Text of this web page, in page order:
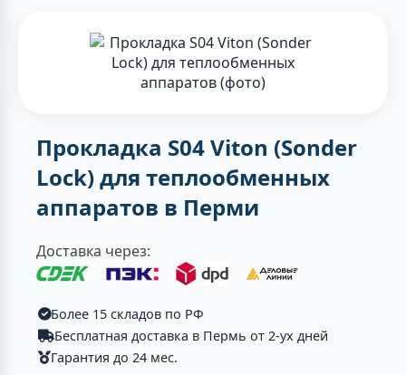
Прокладка S04 Viton (Sonder
Lock) для теплообменных
аппаратов в Перми
Доставка через:
Более 15 складов по РФ
Бесплатная доставка в Пермь от 2-ух дней
Гарантия до 24 мес.